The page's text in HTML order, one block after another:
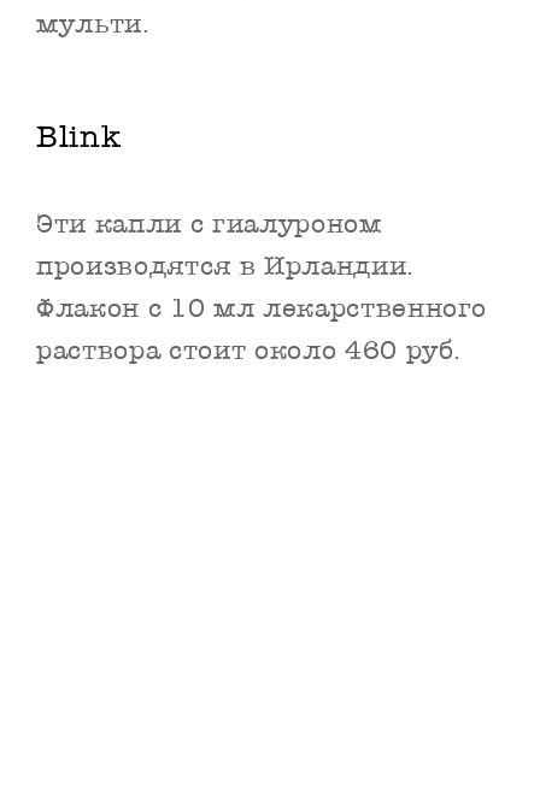
мульти.
Blink
Эти капли с гиалуроном
производятся в Ирландии.
Флакон с 10 мл лекарственного
раствора стоит около 460 руб.